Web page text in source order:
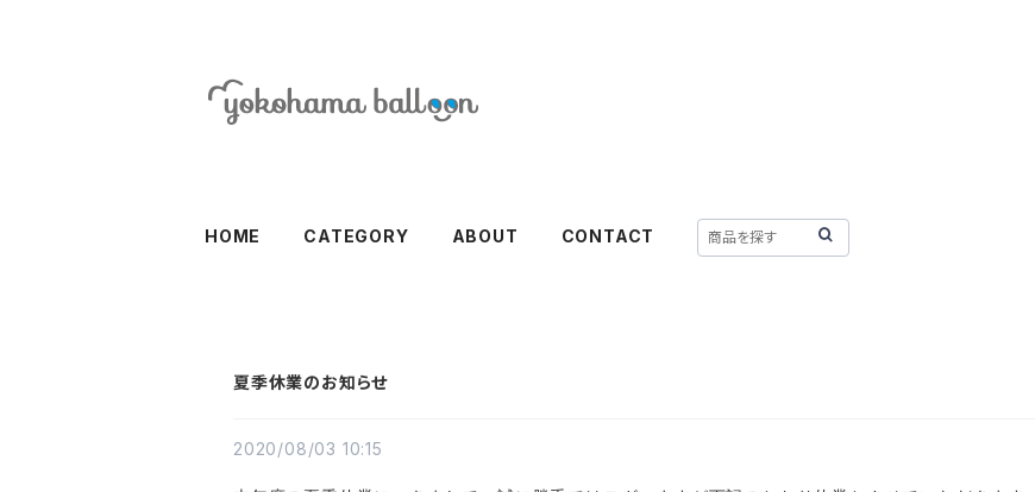
HOME CATEGORY ABOUT CONTACT
夏季休業のお知らせ
2020/08/03 10:15